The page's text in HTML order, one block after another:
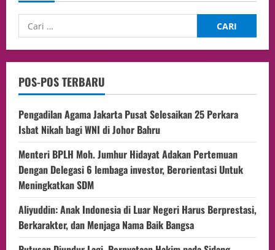
POS-POS TERBARU
Pengadilan Agama Jakarta Pusat Selesaikan 25 Perkara
Isbat Nikah bagi WNI di Johor Bahru
Menteri BPLH Moh. Jumhur Hidayat Adakan Pertemuan
Dengan Delegasi 6 lembaga investor, Berorientasi Untuk
Meningkatkan SDM
Aliyuddin: Anak Indonesia di Luar Negeri Harus Berprestasi,
Berkarakter, dan Menjaga Nama Baik Bangsa